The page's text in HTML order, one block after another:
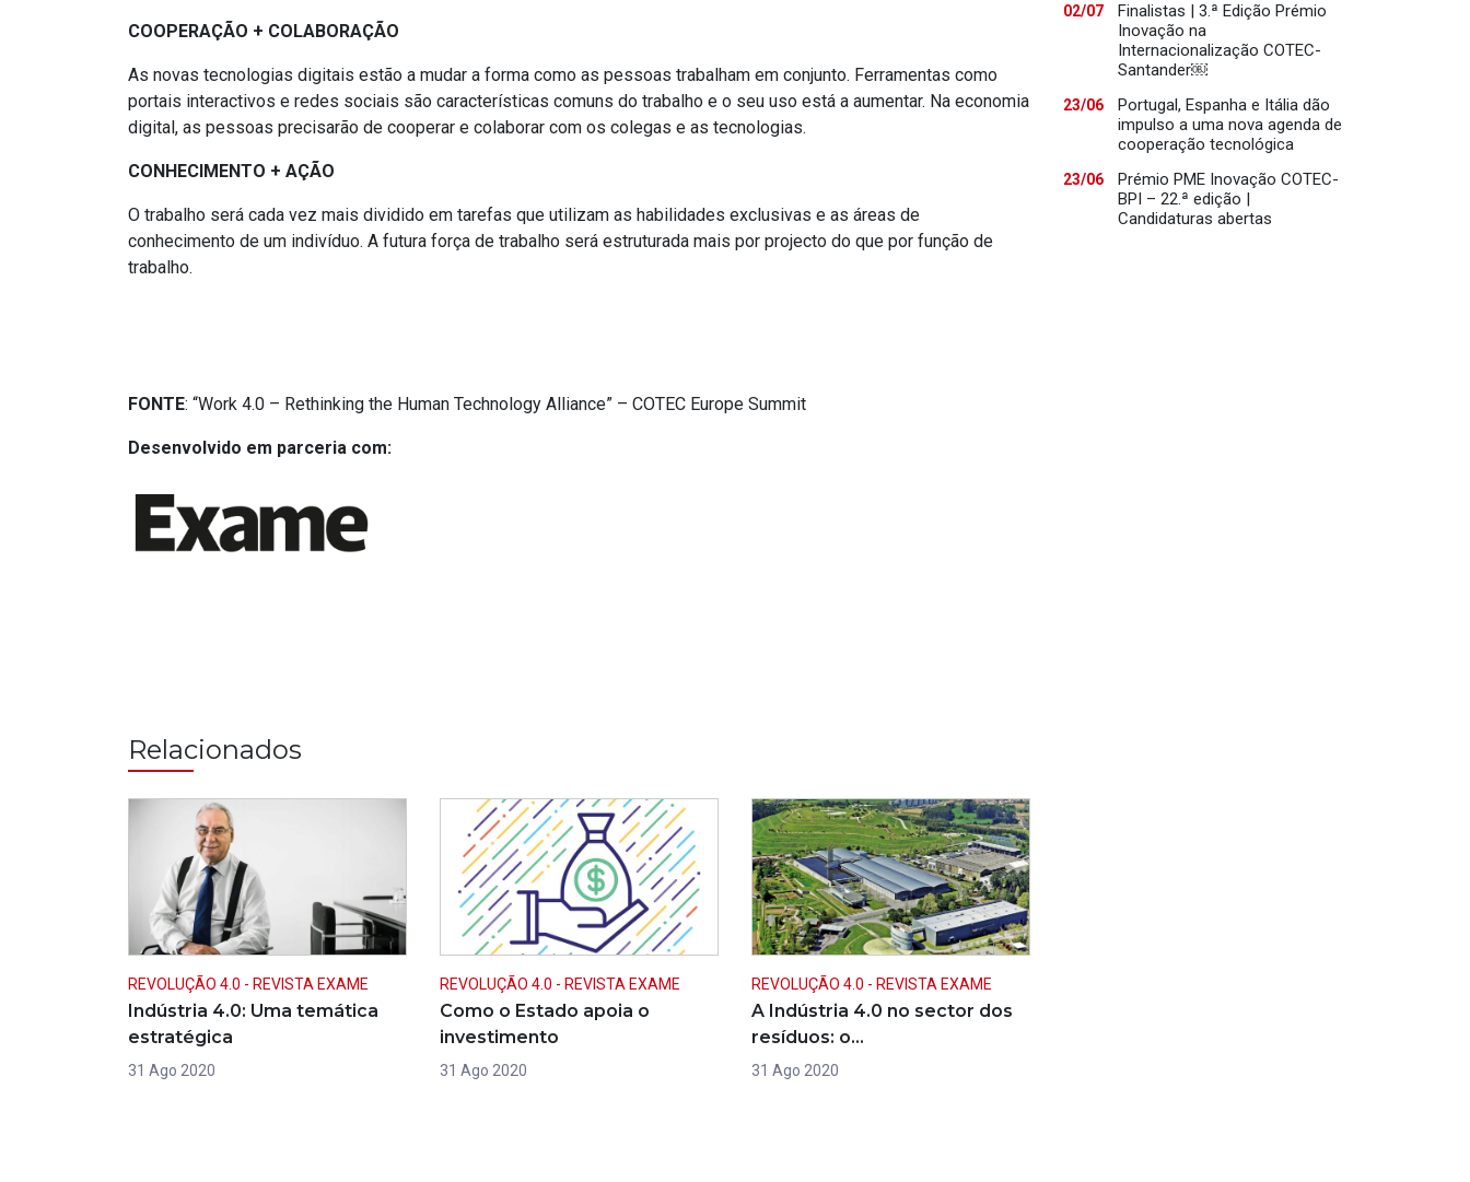
COOPERAÇÃO + COLABORAÇÃO
As novas tecnologias digitais estão a mudar a forma como as pessoas trabalham em conjunto. Ferramentas como
portais interactivos e redes sociais são características comuns do trabalho e o seu uso está a aumentar. Na economia
digital, as pessoas precisarão de cooperar e colaborar com os colegas e as tecnologias.
CONHECIMENTO + AÇÃO
O trabalho será cada vez mais dividido em tarefas que utilizam as habilidades exclusivas e as áreas de
conhecimento de um indivíduo. A futura força de trabalho será estruturada mais por projecto do que por função de
trabalho.
FONTE: “Work 4.0 – Rethinking the Human Technology Alliance” – COTEC Europe Summit
Desenvolvido em parceria com:
Relacionados
REVOLUÇÃO 4.0 - REVISTA EXAME
Indústria 4.0: Uma temática
estratégica
31 Ago 2020
REVOLUÇÃO 4.0 - REVISTA EXAME
Como o Estado apoia o
investimento
31 Ago 2020
REVOLUÇÃO 4.0 - REVISTA EXAME
A Indústria 4.0 no sector dos
resíduos: o…
31 Ago 2020
02/07
Finalistas | 3.ª Edição Prémio
Inovação na
Internacionalização COTEC-
Santander￼
23/06
Portugal, Espanha e Itália dão
impulso a uma nova agenda de
cooperação tecnológica
23/06
Prémio PME Inovação COTEC-
BPI – 22.ª edição |
Candidaturas abertas